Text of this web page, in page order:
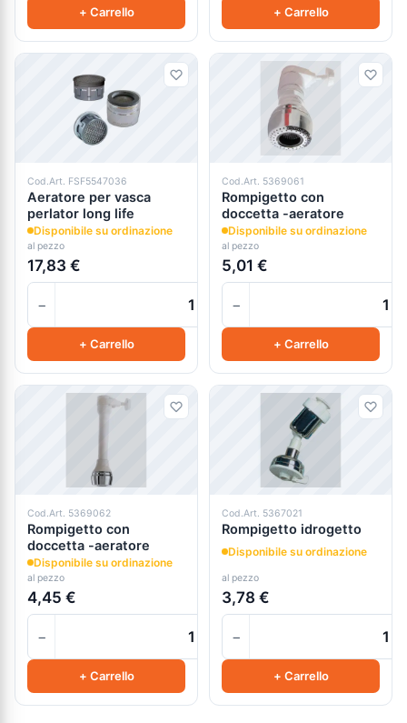
+ Carrello + Carrello
Cod.Art. FSF5547036
Aeratore per vasca
perlator long life
Disponibile su ordinazione
al pezzo
17,83 €
−
+ Carrello
Cod.Art. 5369061
Rompigetto con
doccetta -aeratore
Disponibile su ordinazione
al pezzo
5,01 €
−
+ Carrello
Cod.Art. 5369062
Rompigetto con
doccetta -aeratore
Disponibile su ordinazione
al pezzo
4,45 €
−
+ Carrello
Cod.Art. 5367021
Rompigetto idrogetto
Disponibile su ordinazione
al pezzo
3,78 €
−
+ Carrello